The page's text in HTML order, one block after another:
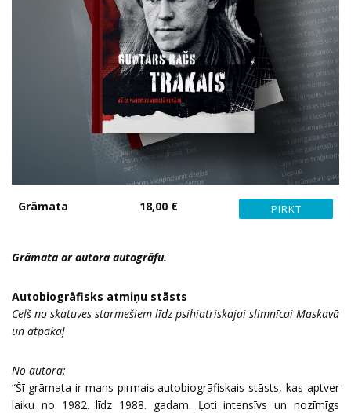
Grāmata 18,00 €
Grāmata ar autora autogrāfu.
Autobiogrāfisks atmiņu stāsts
Ceļš no skatuves starmešiem līdz psihiatriskajai slimnīcai Maskavā
un atpakaļ
No autora:
“Šī grāmata ir mans pirmais autobiogrāfiskais stāsts, kas aptver
laiku no 1982. līdz 1988. gadam. Ļoti intensīvs un nozīmīgs